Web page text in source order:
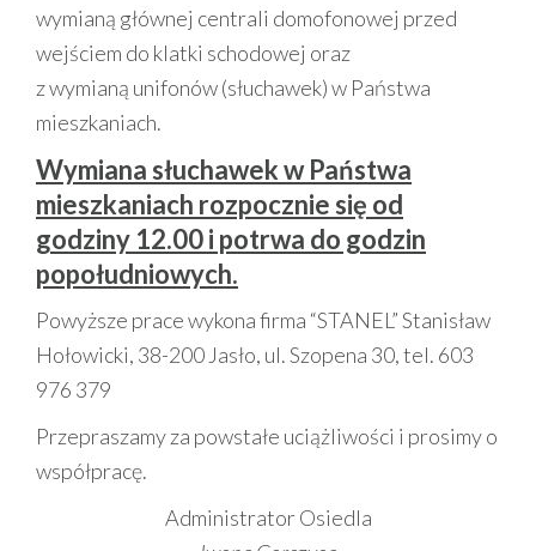
wymianą głównej centrali domofonowej przed
wejściem do klatki schodowej oraz
z wymianą unifonów (słuchawek) w Państwa
mieszkaniach.
Wymiana słuchawek w Państwa
mieszkaniach rozpocznie się od
godziny 12.00 i potrwa do godzin
popołudniowych.
Powyższe prace wykona firma “STANEL” Stanisław
Hołowicki, 38-200 Jasło, ul. Szopena 30, tel. 603
976 379
Przepraszamy za powstałe uciążliwości i prosimy o
współpracę.
Administrator Osiedla